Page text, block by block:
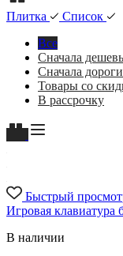
Плитка
Список
Все
Сначала
Сначала
Товары со
В рассрочку
Быстрый
Игровая клавиатура
В наличии